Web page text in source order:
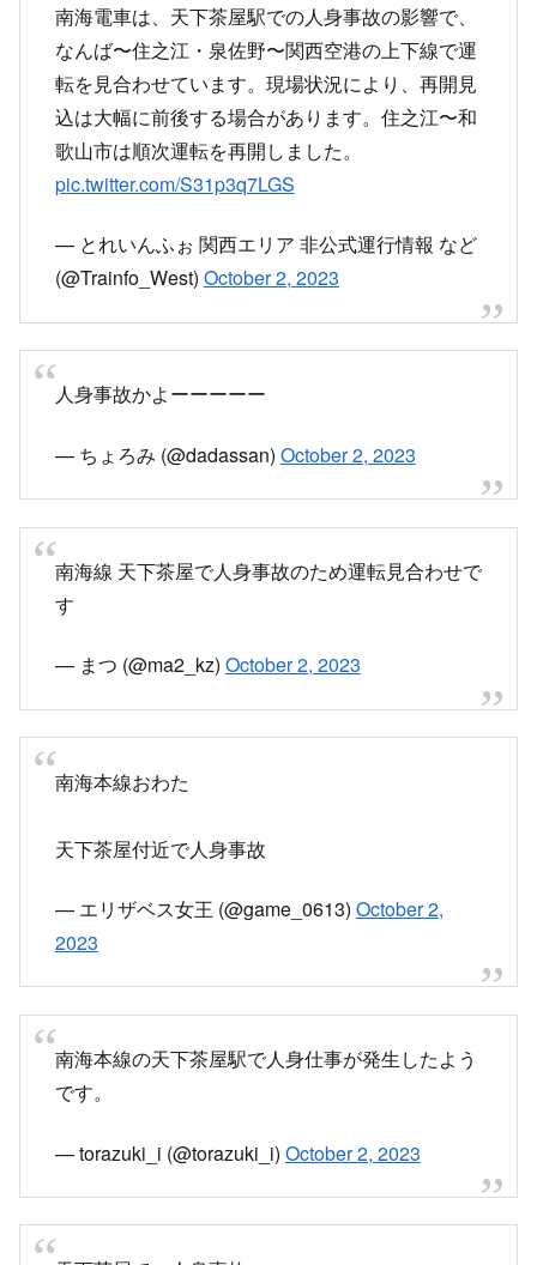
南海電車は、天下茶屋駅での人身事故の影響で、
なんば〜住之江・泉佐野〜関西空港の上下線で運
転を見合わせています。現場状況により、再開見
込は大幅に前後する場合があります。住之江〜和
歌山市は順次運転を再開しました。
pic.twitter.com/S31p3q7LGS
— とれいんふぉ 関西エリア 非公式運行情報 など
(@Trainfo_West) October 2, 2023
人身事故かよーーーーー
— ちょろみ (@dadassan) October 2, 2023
南海線 天下茶屋で人身事故のため運転見合わせで
す
— まつ (@ma2_kz) October 2, 2023
南海本線おわた
天下茶屋付近で人身事故
— エリザベス女王 (@game_0613) October 2,
2023
南海本線の天下茶屋駅で人身仕事が発生したよう
です。
— torazuki_i (@torazuki_i) October 2, 2023